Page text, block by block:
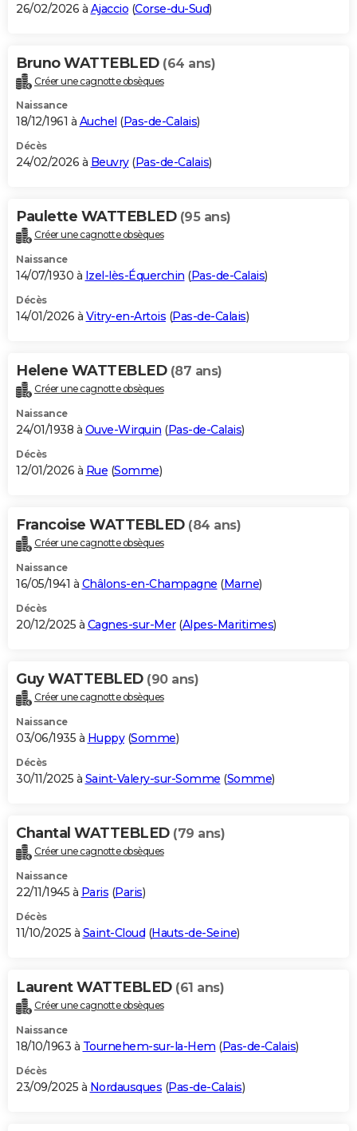
26/02/2026 à Ajaccio (Corse-du-Sud)
Bruno WATTEBLED (64 ans)
Créer une cagnotte obsèques
Naissance
18/12/1961 à Auchel (Pas-de-Calais)
Décès
24/02/2026 à Beuvry(Pas-de-Calais)
Paulette WATTEBLED (95 ans)
Créer une cagnotte obsèques
Naissance
14/07/1930 à Izel-lès-Équerchin (Pas-de-Calais)
Décès
14/01/2026 à Vitry-en-Artois (Pas-de-Calais)
Helene WATTEBLED (87 ans)
Créer une cagnotte obsèques
Naissance
24/01/1938 à Ouve-Wirquin (Pas-de-Calais)
Décès
12/01/2026 à Rue (Somme)
Francoise WATTEBLED (84 ans)
Créer une cagnotte obsèques
Naissance
16/05/1941 à Châlons-en-Champagne (Marne)
Décès
20/12/2025 à Cagnes-sur-Mer(Alpes-Maritimes)
Guy WATTEBLED (90 ans)
Créer une cagnotte obsèques
Naissance
03/06/1935 à Huppy(Somme)
Décès
30/11/2025 à Saint-Valery-sur-Somme (Somme)
Chantal WATTEBLED (79 ans)
Créer une cagnotte obsèques
Naissance
22/11/1945 à Paris (Paris)
Décès
11/10/2025 à Saint-Cloud (Hauts-de-Seine)
Laurent WATTEBLED (61 ans)
Créer une cagnotte obsèques
Naissance
18/10/1963 à Tournehem-sur-la-Hem (Pas-de-Calais)
Décès
23/09/2025 à Nordausques (Pas-de-Calais)